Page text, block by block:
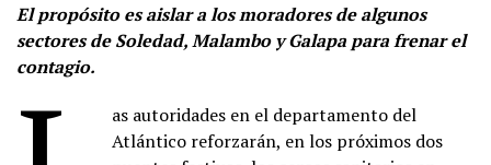
El propósito es aislar a los moradores de algunos
sectores de Soledad, Malambo y Galapa para frenar el
contagio.
as autoridades en el departamento del
Atlántico reforzarán, en los próximos dos